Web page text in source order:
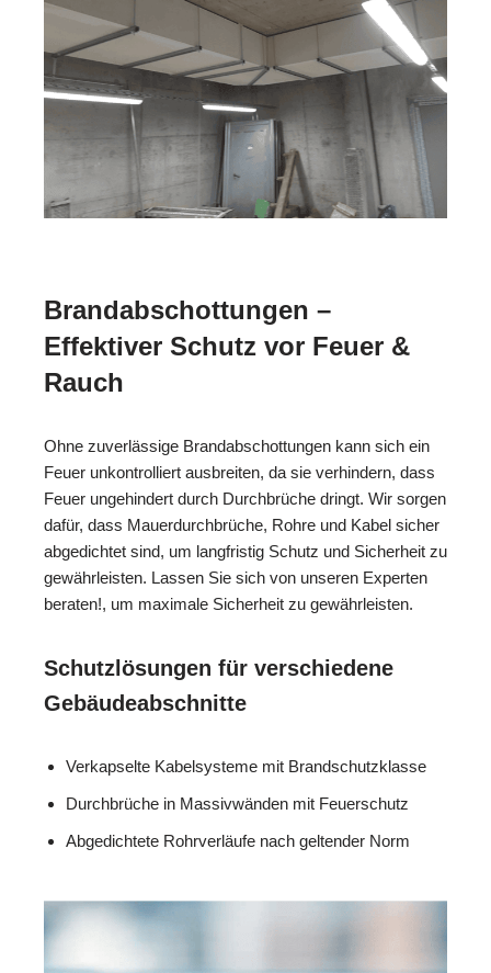
Brandabschottungen –
Effektiver Schutz vor Feuer &
Rauch
Ohne zuverlässige Brandabschottungen kann sich ein
Feuer unkontrolliert ausbreiten, da sie verhindern, dass
Feuer ungehindert durch Durchbrüche dringt. Wir sorgen
dafür, dass Mauerdurchbrüche, Rohre und Kabel sicher
abgedichtet sind, um langfristig Schutz und Sicherheit zu
gewährleisten. Lassen Sie sich von unseren Experten
beraten!, um maximale Sicherheit zu gewährleisten.
Schutzlösungen für verschiedene
Gebäudeabschnitte
Verkapselte Kabelsysteme mit Brandschutzklasse
Durchbrüche in Massivwänden mit Feuerschutz
Abgedichtete Rohrverläufe nach geltender Norm